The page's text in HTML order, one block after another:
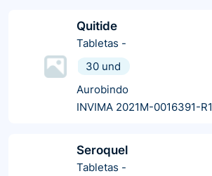
Quitide
Tabletas -
30 und
Aurobindo
INVIMA 2021M-0016391-R1
Seroquel
Tabletas -